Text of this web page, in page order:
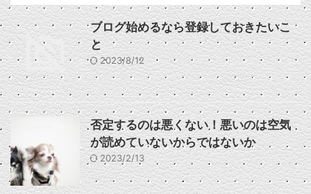
ブログ始めるなら登録しておきたいこ
と
2023/8/12
否定するのは悪くない！悪いのは空気
が読めていないからではないか
2023/2/13